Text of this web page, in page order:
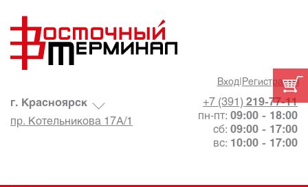
Вход| Регистрация
+7 (391) 219-77-11
пн-пт: 09:00 - 18:00
сб: 09:00 - 17:00
вс: 10:00 - 17:00
г. Красноярск
пр. Котельникова 17А/1